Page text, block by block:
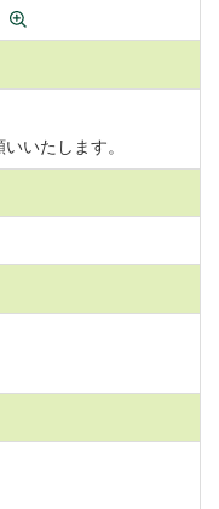
いいたします。